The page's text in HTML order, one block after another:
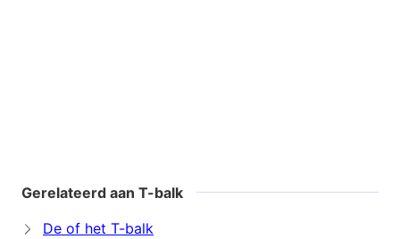
Gerelateerd aan T-balk
De of het T-balk